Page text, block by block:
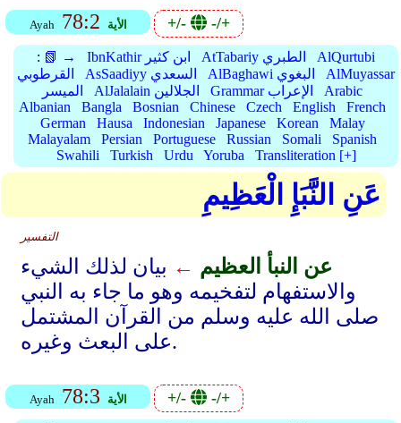
Ayah 78:2 الأية +/- -/+
: 📗 → IbnKathir ابن كثير AtTabariy الطبري
AlQurtubi
القرطوبي
AsSaadiyy السعدي AlBaghawi البغوي
AlMuyassar
الميسر
AlJalalain الجلالين Grammar الإعراب
Arabic
Albanian
Bangla Bosnian Chinese Czech English
French
German
Hausa Indonesian Japanese Korean
Malay
Malayalam
Persian Portuguese Russian Somali
Spanish
Swahili
Turkish Urdu Yoruba Transliteration [+]
عَنِ النَّبَإِ الْعَظِيمِ
التفسير
عن النبأ العظيم ← بيان لذلك الشيء
والاستفهام لتفخيمه وهو ما جاء به النبي
صلى الله عليه وسلم من القرآن المشتمل
على البعث وغيره.
Ayah 78:3 الأية +/- -/+